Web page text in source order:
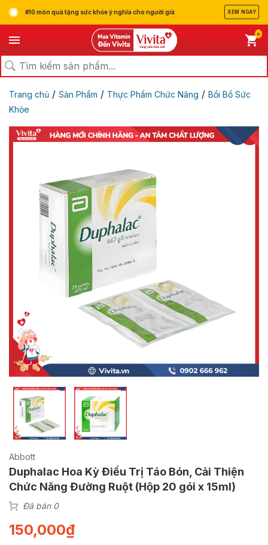
#10 món quà tặng sức khỏe ý nghĩa cho người già XEM NGAY
0
Trang chủ / Sản Phẩm / Thực Phẩm Chức Năng / Bồi Bổ Sức
Khỏe
Abbott
Duphalac Hoa Kỳ Điều Trị Táo Bón, Cải Thiện
Chức Năng Đường Ruột (Hộp 20 gói x 15ml)
Đã bán 0
150,000₫